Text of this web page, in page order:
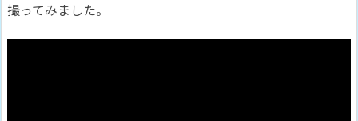
撮ってみました。